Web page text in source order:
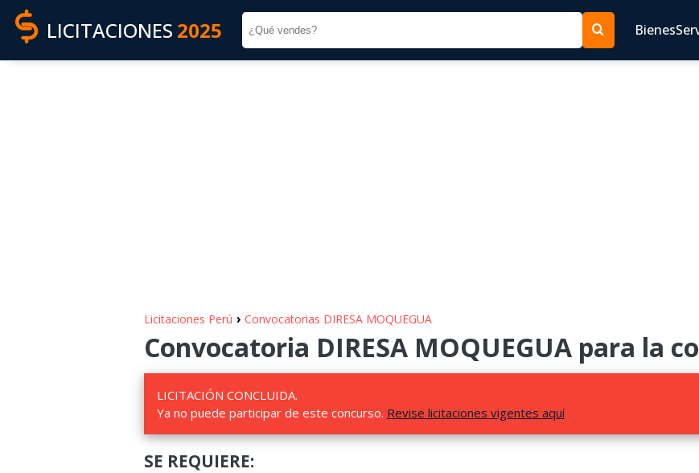
LICITACIONES 2025 Bienes
Licitaciones Perú › Convocatorias DIRESA MOQUEGUA
Convocatoria DIRESA MOQUEGUA para la
LICITACIÓN CONCLUIDA.
Ya no puede participar de este concurso. Revise licitaciones vigentes aquí
SE REQUIERE: